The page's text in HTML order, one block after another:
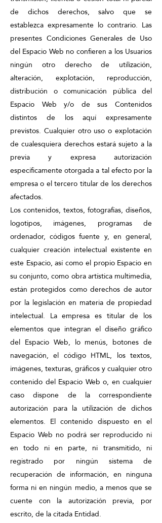
de dichos derechos, salvo que se
establezca expresamente lo contrario. Las
presentes Condiciones Generales de Uso
del Espacio Web no confieren a los Usuarios
ningún otro derecho de utilización,
alteración, explotación, reproducción,
distribución o comunicación pública del
Espacio Web y/o de sus Contenidos
distintos de los aquí expresamente
previstos. Cualquier otro uso o explotación
de cualesquiera derechos estará sujeto a la
previa y expresa autorización
específicamente otorgada a tal efecto por la
empresa o el tercero titular de los derechos
afectados.
Los contenidos, textos, fotografías, diseños,
logotipos, imágenes, programas de
ordenador, códigos fuente y, en general,
cualquier creación intelectual existente en
este Espacio, así como el propio Espacio en
su conjunto, como obra artística multimedia,
están protegidos como derechos de autor
por la legislación en materia de propiedad
intelectual. La empresa es titular de los
elementos que integran el diseño gráfico
del Espacio Web, lo menús, botones de
navegación, el código HTML, los textos,
imágenes, texturas, gráficos y cualquier otro
contenido del Espacio Web o, en cualquier
caso dispone de la correspondiente
autorización para la utilización de dichos
elementos. El contenido dispuesto en el
Espacio Web no podrá ser reproducido ni
en todo ni en parte, ni transmitido, ni
registrado por ningún sistema de
recuperación de información, en ninguna
forma ni en ningún medio, a menos que se
cuente con la autorización previa, por
escrito, de la citada Entidad.